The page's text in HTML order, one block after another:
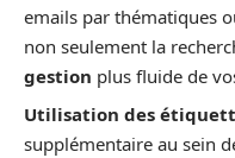
emails par thématiques
non seulement la
gestion plus fluide de
Utilisation des
supplémentaire au sein